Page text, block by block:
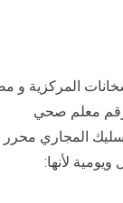
برقم معلم صحي
المجاري محرر
لأنها: